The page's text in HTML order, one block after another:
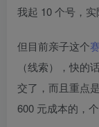
我起 10 个号，实
但目前亲子这个
（线索），快
交了，而且重点
600 元成本的，